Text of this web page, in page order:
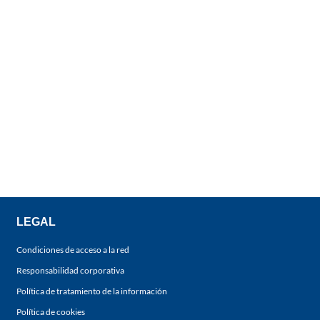
LEGAL
Condiciones de acceso a la red
Responsabilidad corporativa
Política de tratamiento de la información
Política de cookies